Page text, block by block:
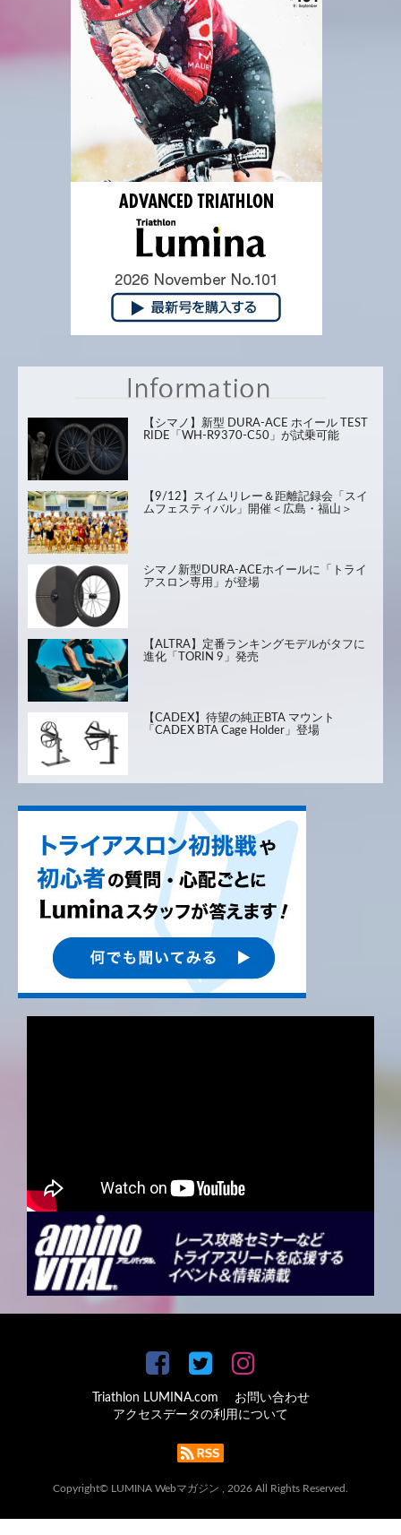
【シマノ】新型 DURA-ACE ホイール TEST
RIDE「WH-R9370-C50」が試乗可能
【9/12】スイムリレー＆距離記録会「スイ
ムフェスティバル」開催＜広島・福山＞
シマノ新型DURA-ACEホイールに「トライ
アスロン専用」が登場
【ALTRA】定番ランキングモデルがタフに
進化「TORIN 9」発売
【CADEX】待望の純正BTA マウント
「CADEX BTA Cage Holder」登場
Triathlon LUMINA.com
お問い合わせ
アクセスデータの利用について
Copyright© LUMINA Webマガジン , 2026 All Rights Reserved.